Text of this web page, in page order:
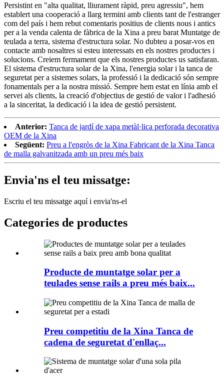
Persistint en "alta qualitat, lliurament ràpid, preu agressiu", hem
establert una cooperació a llarg termini amb clients tant de l'estranger
com del país i hem rebut comentaris positius de clients nous i antics
per a la venda calenta de fàbrica de la Xina a preu barat Muntatge de
teulada a terra, sistema d'estructura solar. No dubteu a posar-vos en
contacte amb nosaltres si esteu interessats en els nostres productes i
solucions. Creiem fermament que els nostres productes us satisfaran.
El sistema d'estructura solar de la Xina, l'energia solar i la tanca de
seguretat per a sistemes solars, la professió i la dedicació són sempre
fonamentals per a la nostra missió. Sempre hem estat en línia amb el
servei als clients, la creació d'objectius de gestió de valor i l'adhesió
a la sinceritat, la dedicació i la idea de gestió persistent.
Anterior: Tanca de jardí de xapa metàl·lica perforada decorativa
OEM de la Xina
Següent: Preu a l'engròs de la Xina Fabricant de la Xina Tanca
de malla galvanitzada amb un preu més baix
Envia'ns el teu missatge:
Escriu el teu missatge aquí i envia'ns-el
Categories de productes
Producte de muntatge solar per a
teulades sense rails a preu més baix...
Preu competitiu de la Xina Tanca de
cadena de seguretat d'enllaç...